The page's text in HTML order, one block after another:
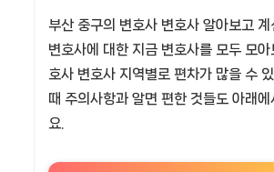
부산 중구의 변호사 변호사 알아보고
변호사에 대한 지금 변호사를 모두 모아
호사 변호사 지역별로 편차가 많을 수
때 주의사항과 알면 편한 것들도 아래에
요.